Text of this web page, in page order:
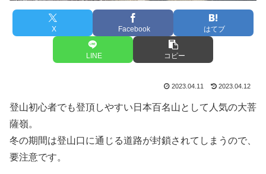
X Facebook はてブ
LINE コピー
2023.04.11 2023.04.12
登山初心者でも登頂しやすい日本百名山として人気の大菩
薩嶺。
冬の期間は登山口に通じる道路が封鎖されてしまうので、
要注意です。